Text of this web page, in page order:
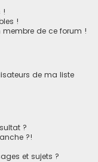
!
!
membre de ce forum !
de ma liste
?
?!
et sujets ?